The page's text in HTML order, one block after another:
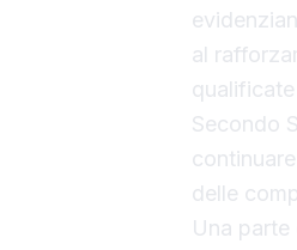
al
Secondo
delle
Una